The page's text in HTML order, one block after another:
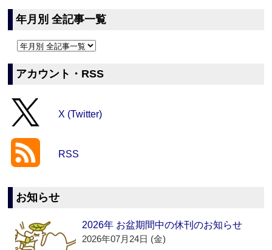
年月別 全記事一覧
アカウント・RSS
X (Twitter)
RSS
お知らせ
2026年 お盆期間中の休刊のお知らせ
2026年07月24日 (金)